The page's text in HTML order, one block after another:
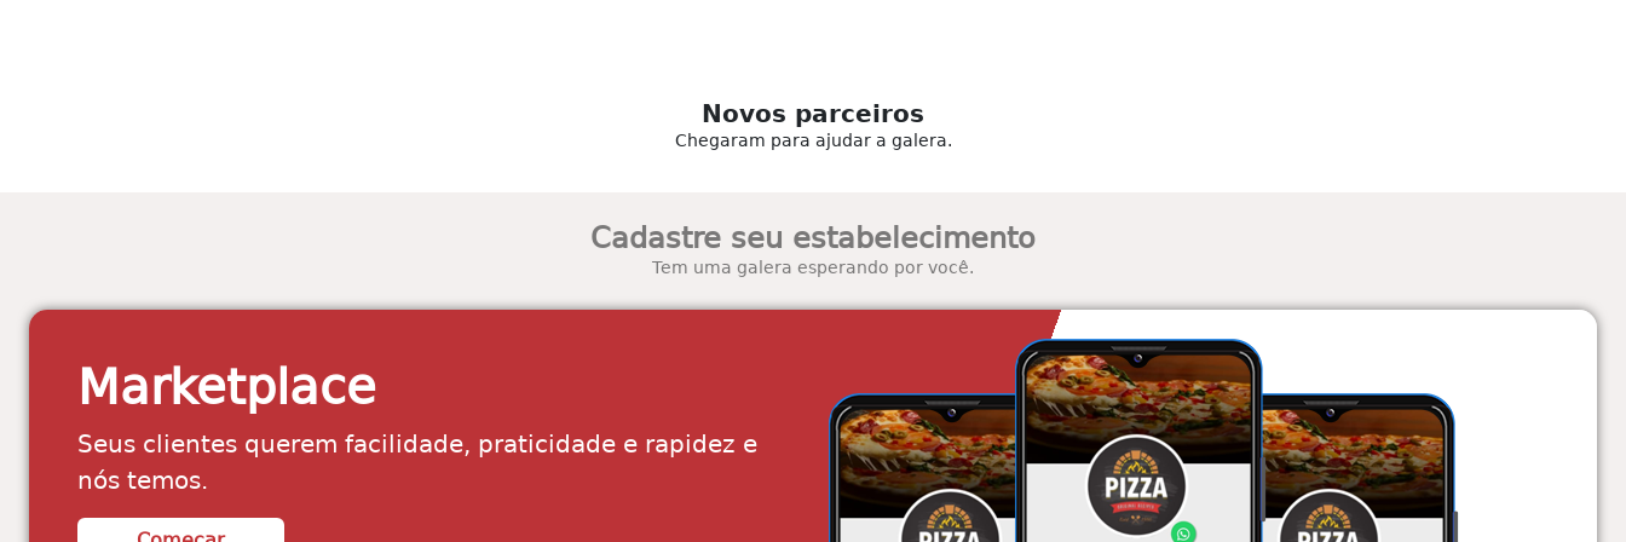
Novos parceiros
Chegaram para ajudar a galera.
Cadastre seu estabelecimento
Tem uma galera esperando por você.
Marketplace
Seus clientes querem facilidade, praticidade e rapidez e
nós temos.